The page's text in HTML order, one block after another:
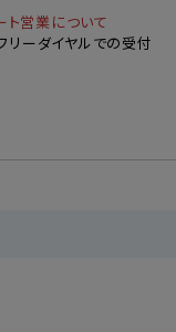
営業について
リーダイヤルでの受付